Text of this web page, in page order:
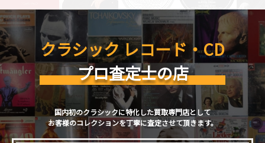
クラシック レコード・CD
プロ査定士の店
国内初のクラシックに特化した買取専門店として
お客様のコレクションを丁寧に査定させて頂きます。